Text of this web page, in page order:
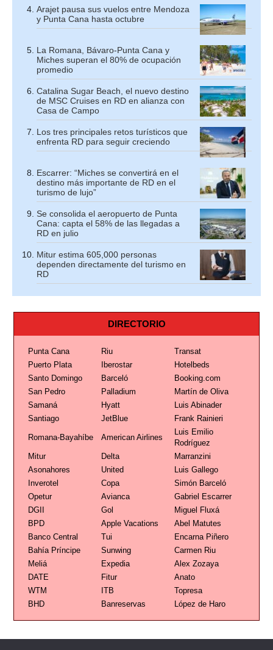
Arajet pausa sus vuelos entre Mendoza
y Punta Cana hasta octubre
La Romana, Bávaro-Punta Cana y
Miches superan el 80% de ocupación
promedio
Catalina Sugar Beach, el nuevo destino
de MSC Cruises en RD en alianza con
Casa de Campo
Los tres principales retos turísticos que
enfrenta RD para seguir creciendo
Escarrer: “Miches se convertirá en el
destino más importante de RD en el
turismo de lujo”
Se consolida el aeropuerto de Punta
Cana: capta el 58% de las llegadas a
RD en julio
Mitur estima 605,000 personas
dependen directamente del turismo en
RD
DIRECTORIO
Punta Cana Riu
Transat
Puerto Plata
Iberostar
Hotelbeds
Santo Domingo
Barceló
Booking.com
San Pedro
Palladium
Martín de Oliva
Samaná
Hyatt
Luis Abinader
Santiago
JetBlue Frank Rainieri
Romana-Bayahíbe American Airlines
Luis Emilio
Rodríguez
Mitur
Delta
Marranzini
Asonahores
United
Luis Gallego
Inverotel
Copa
Simón Barceló
Opetur
Avianca
Gabriel Escarrer
DGII
Gol
Miguel Fluxá
BPD
Apple Vacations
Abel Matutes
Banco Central
Tui
Encarna Piñero
Bahía Príncipe
Sunwing
Carmen Riu
Meliá
Expedia
Alex Zozaya
DATE
Fitur
Anato
WTM
ITB
Topresa
BHD
Banreservas López de Haro